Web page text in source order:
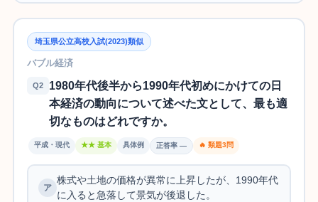
埼玉県公立高校入試(2023)類似
バブル経済
Q2
1980年代後半から1990年代初めにかけての日
本経済の動向について述べた文として、最も適
切なものはどれですか。
平成・現代 ★★ 基本 具体例 正答率 — 🔥 類題3問
株式や土地の価格が異常に上昇したが、1990年代
に入ると急落して景気が後退した。